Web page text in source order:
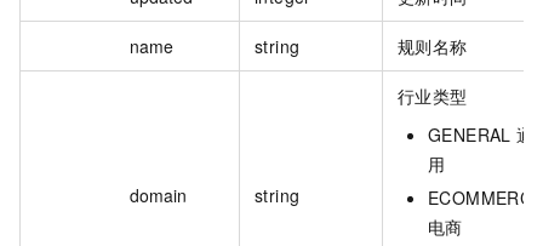
name string 规则名称
domain string
行业类型
GENERAL 通
用
ECOMMERCE
电商